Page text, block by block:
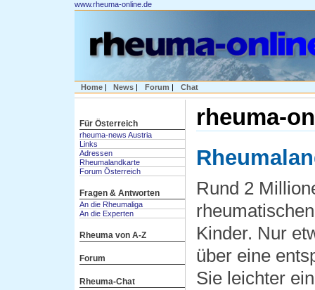
www.rheuma-online.de
Home| News | Forum | Chat
Für Österreich
rheuma-news Austria
Links
Adressen
Rheumalandkarte
Forum Österreich
Fragen & Antworten
An die Rheumaliga
An die Experten
Rheuma von A-Z
Forum
Rheuma-Chat
rheuma-
Rund 2
Kinder. Nur
über eine
Sie leichter